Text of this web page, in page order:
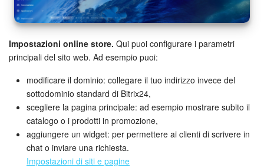
Impostazioni online store. Qui puoi configurare i parametri
principali del sito web. Ad esempio puoi:
modificare il dominio: collegare il tuo indirizzo invece del
sottodominio standard di Bitrix24,
scegliere la pagina principale: ad esempio mostrare subito il
catalogo o i prodotti in promozione,
aggiungere un widget: per permettere ai clienti di scrivere in
chat o inviare una richiesta.
Impostazioni di siti e pagine